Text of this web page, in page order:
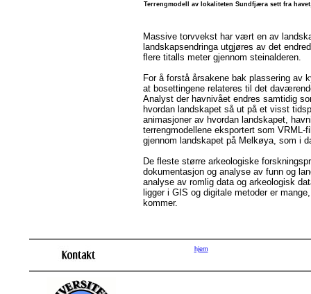
Terrengmodell av lokaliteten Sundfjæra sett fra
Massive torvvekst har vært en av
landskapsendringa utgjøres av det
flere titalls meter gjennom steinalderen.
For å forstå årsakene bak plassering av
at bosettingene relateres til det
Analyst der havnivået endres samtidig
hvordan landskapet så ut på et visst
animasjoner av hvordan landskapet,
terrengmodellene eksportert som
gjennom landskapet på Melkøya, som i
De fleste større arkeologiske
dokumentasjon og analyse av funn og
analyse av romlig data og arkeologisk
ligger i GIS og digitale metoder er
kommer.
hjem